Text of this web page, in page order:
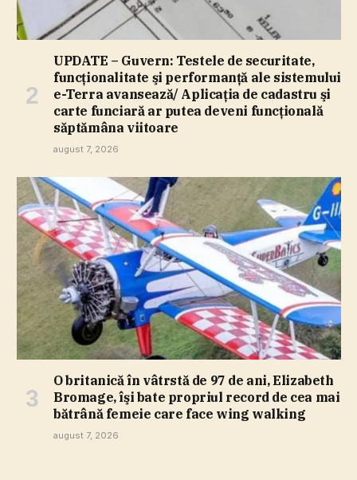
UPDATE – Guvern: Testele de securitate,
funcţionalitate şi performanţă ale sistemului
e-Terra avansează/ Aplicaţia de cadastru şi
carte funciară ar putea deveni funcţională
săptămâna viitoare
august 7, 2026
O britanică în vâtrstă de 97 de ani, Elizabeth
Bromage, îşi bate propriul record de cea mai
bătrână femeie care face wing walking
august 7, 2026